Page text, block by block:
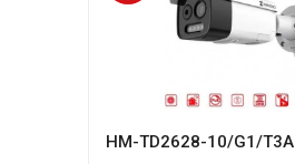
HM-TD2628-10/G1/T3A